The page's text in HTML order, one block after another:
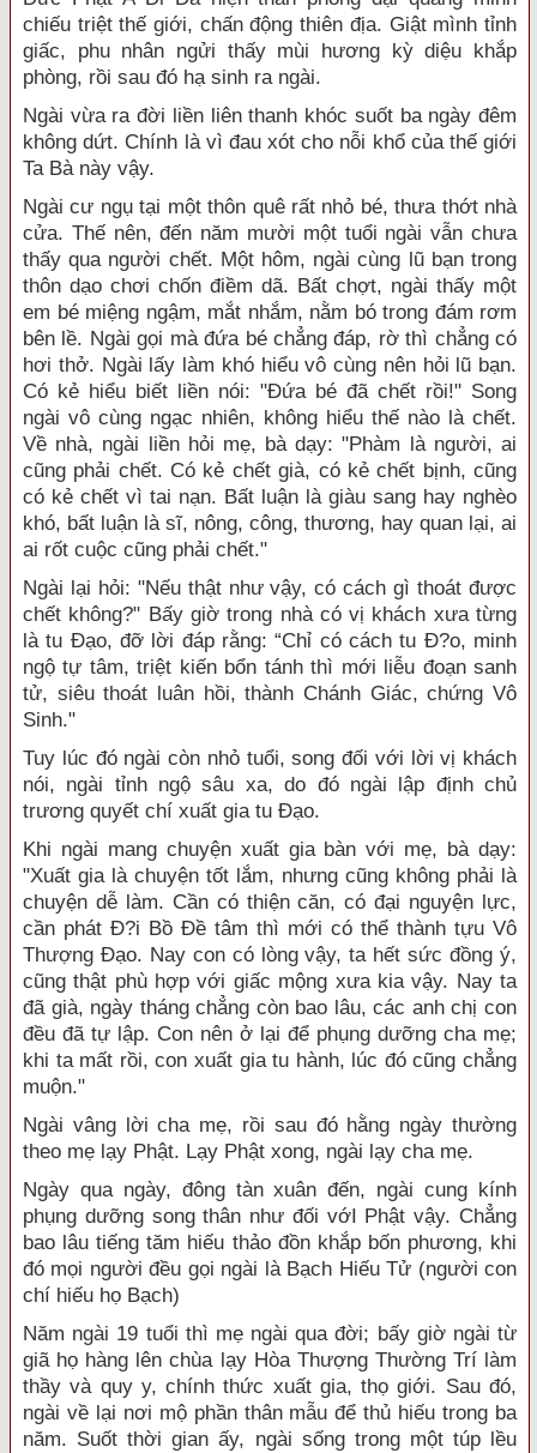
chiếu triệt thế giới, chấn động thiên địa. Giật mình tỉnh
giấc, phu nhân ngửi thấy mùi hương kỳ diệu khắp
phòng, rồi sau đó hạ sinh ra ngài.
Ngài vừa ra đời liền liên thanh khóc suốt ba ngày đêm
không dứt. Chính là vì đau xót cho nỗi khổ của thế giới
Ta Bà này vậy.
Ngài cư ngụ tại một thôn quê rất nhỏ bé, thưa thớt nhà
cửa. Thế nên, đến năm mười một tuổi ngài vẫn chưa
thấy qua người chết. Một hôm, ngài cùng lũ bạn trong
thôn dạo chơi chốn điềm dã. Bất chợt, ngài thấy một
em bé miệng ngậm, mắt nhắm, nằm bó trong đám rơm
bên lề. Ngài gọi mà đứa bé chẳng đáp, rờ thì chẳng có
hơi thở. Ngài lấy làm khó hiểu vô cùng nên hỏi lũ bạn.
Có kẻ hiểu biết liền nói: "Ðứa bé đã chết rồi!" Song
ngài vô cùng ngạc nhiên, không hiểu thế nào là chết.
Về nhà, ngài liền hỏi mẹ, bà dạy: "Phàm là người, ai
cũng phải chết. Có kẻ chết già, có kẻ chết bịnh, cũng
có kẻ chết vì tai nạn. Bất luận là giàu sang hay nghèo
khó, bất luận là sĩ, nông, công, thương, hay quan lại, ai
ai rốt cuộc cũng phải chết."
Ngài lại hỏi: "Nếu thật như vậy, có cách gì thoát được
chết không?" Bấy giờ trong nhà có vị khách xưa từng
là tu Ðạo, đỡ lời đáp rằng: “Chỉ có cách tu Ð?o, minh
ngộ tự tâm, triệt kiến bổn tánh thì mới liễu đoạn sanh
tử, siêu thoát luân hồi, thành Chánh Giác, chứng Vô
Sinh."
Tuy lúc đó ngài còn nhỏ tuổi, song đối với lời vị khách
nói, ngài tỉnh ngộ sâu xa, do đó ngài lập định chủ
trương quyết chí xuất gia tu Ðạo.
Khi ngài mang chuyện xuất gia bàn với mẹ, bà dạy:
"Xuất gia là chuyện tốt lắm, nhưng cũng không phải là
chuyện dễ làm. Cần có thiện căn, có đại nguyện lực,
cần phát Ð?i Bồ Ðề tâm thì mới có thể thành tựu Vô
Thượng Ðạo. Nay con có lòng vậy, ta hết sức đồng ý,
cũng thật phù hợp với giấc mộng xưa kia vậy. Nay ta
đã già, ngày tháng chẳng còn bao lâu, các anh chị con
đều đã tự lập. Con nên ở lại để phụng dưỡng cha mẹ;
khi ta mất rồi, con xuất gia tu hành, lúc đó cũng chẳng
muộn."
Ngài vâng lời cha mẹ, rồi sau đó hằng ngày thường
theo mẹ lạy Phật. Lạy Phật xong, ngài lạy cha mẹ.
Ngày qua ngày, đông tàn xuân đến, ngài cung kính
phụng dưỡng song thân như đối vớI Phật vậy. Chẳng
bao lâu tiếng tăm hiếu thảo đồn khắp bốn phương, khi
đó mọi người đều gọi ngài là Bạch Hiếu Tử (người con
chí hiếu họ Bạch)
Năm ngài 19 tuổi thì mẹ ngài qua đời; bấy giờ ngài từ
giã họ hàng lên chùa lạy Hòa Thượng Thường Trí làm
thầy và quy y, chính thức xuất gia, thọ giới. Sau đó,
ngài về lại nơi mộ phần thân mẫu để thủ hiếu trong ba
năm. Suốt thời gian ấy, ngài sống trong một túp lều